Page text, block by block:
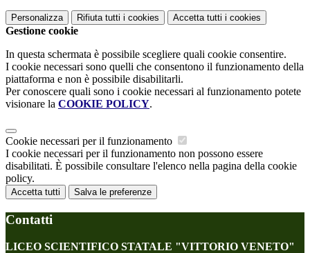
Personalizza Rifiuta tutti i cookies Accetta tutti i cookies
Gestione cookie
In questa schermata è possibile scegliere quali cookie consentire.
I cookie necessari sono quelli che consentono il funzionamento della
piattaforma e non è possibile disabilitarli.
Per conoscere quali sono i cookie necessari al funzionamento potete
visionare la COOKIE POLICY.
Cookie necessari per il funzionamento
I cookie necessari per il funzionamento non possono essere
disabilitati. È possibile consultare l'elenco nella pagina della cookie
policy.
Accetta tutti Salva le preferenze
Contatti
LICEO SCIENTIFICO STATALE "VITTORIO VENETO"